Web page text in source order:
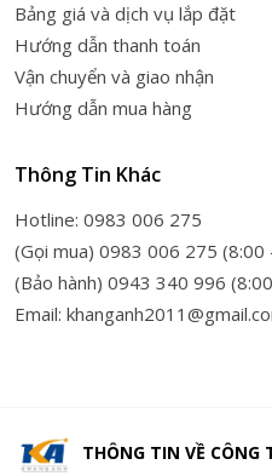
Bảng giá và dịch vụ lắp đặt
Hướng dẫn thanh toán
Vận chuyển và giao nhận
Hướng dẫn mua hàng
Thông Tin Khác
Hotline: 0983 006 275
(Gọi mua) 0983 006 275 (8:00
(Bảo hành) 0943 340 996
Email:
THÔNG TIN VỀ CÔNG